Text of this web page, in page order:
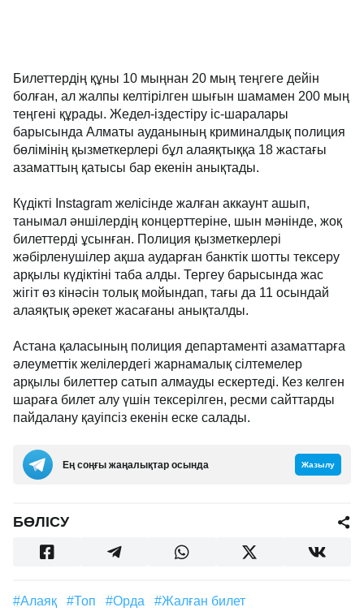
Билеттердің құны 10 мыңнан 20 мың теңгеге дейін
болған, ал жалпы келтірілген шығын шамамен 200 мың
теңгені құрады. Жедел-іздестіру іс-шаралары
барысында Алматы ауданының криминалдық полиция
бөлімінің қызметкерлері бұл алаяқтыққа 18 жастағы
азаматтың қатысы бар екенін анықтады.
Күдікті Instagram желісінде жалған аккаунт ашып,
танымал әншілердің концерттеріне, шын мәнінде, жоқ
билеттерді ұсынған. Полиция қызметкерлері
жәбірленушілер ақша аударған банктік шотты тексеру
арқылы күдіктіні таба алды. Тергеу барысында жас
жігіт өз кінәсін толық мойындап, тағы да 11 осындай
алаяқтық әрекет жасағаны анықталды.
Астана қаласының полиция департаменті азаматтарға
әлеуметтік желілердегі жарнамалық сілтемелер
арқылы билеттер сатып алмауды ескертеді. Кез келген
шараға билет алу үшін тексерілген, ресми сайттарды
пайдалану қауіпсіз екенін еске салады.
Ең соңғы жаңалықтар осында Жазылу
БӨЛІСУ
#алаяқ #топ #орда #жалған билет